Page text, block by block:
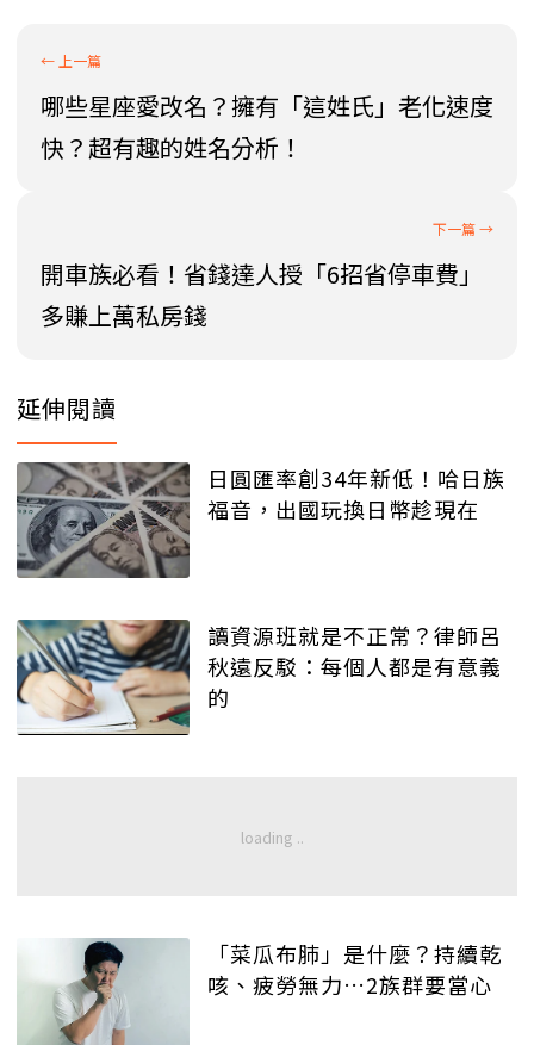
哪些星座愛改名？擁有「這姓氏」老化速度
快？超有趣的姓名分析！
開車族必看！省錢達人授「6招省停車費」
多賺上萬私房錢
延伸閱讀
日圓匯率創34年新低！哈日族
福音，出國玩換日幣趁現在
讀資源班就是不正常？律師呂
秋遠反駁：每個人都是有意義
的
「菜瓜布肺」是什麼？持續乾
咳、疲勞無力…2族群要當心